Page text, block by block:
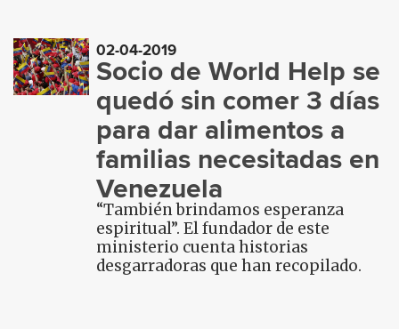
02-04-2019
Socio de World Help se
quedó sin comer 3 días
para dar alimentos a
familias necesitadas en
Venezuela
“También brindamos esperanza
espiritual”. El fundador de este
ministerio cuenta historias
desgarradoras que han recopilado.